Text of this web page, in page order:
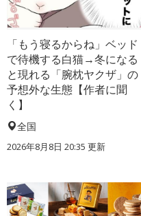
「もう寝るからね」ベッド
で待機する白猫→冬になる
と現れる「腕枕ヤクザ」の
予想外な生態【作者に聞
く】
全国
2026年8月8日 20:35 更新